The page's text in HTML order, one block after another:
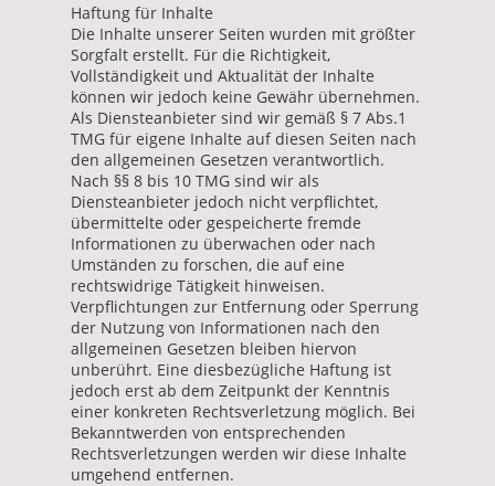
Haftung für Inhalte
Die Inhalte unserer Seiten wurden mit größter
Sorgfalt erstellt. Für die Richtigkeit,
Vollständigkeit und Aktualität der Inhalte
können wir jedoch keine Gewähr übernehmen.
Als Diensteanbieter sind wir gemäß § 7 Abs.1
TMG für eigene Inhalte auf diesen Seiten nach
den allgemeinen Gesetzen verantwortlich.
Nach §§ 8 bis 10 TMG sind wir als
Diensteanbieter jedoch nicht verpflichtet,
übermittelte oder gespeicherte fremde
Informationen zu überwachen oder nach
Umständen zu forschen, die auf eine
rechtswidrige Tätigkeit hinweisen.
Verpflichtungen zur Entfernung oder Sperrung
der Nutzung von Informationen nach den
allgemeinen Gesetzen bleiben hiervon
unberührt. Eine diesbezügliche Haftung ist
jedoch erst ab dem Zeitpunkt der Kenntnis
einer konkreten Rechtsverletzung möglich. Bei
Bekanntwerden von entsprechenden
Rechtsverletzungen werden wir diese Inhalte
umgehend entfernen.